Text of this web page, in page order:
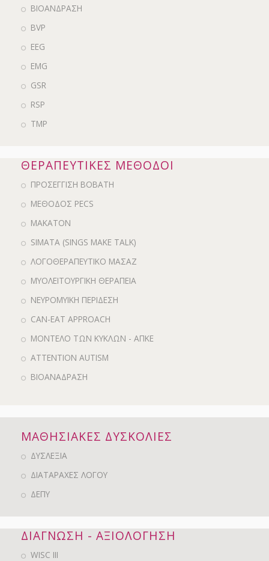
ΒΙΟΑΝΔΡΑΣΗ
BVP
EEG
EMG
GSR
RSP
ΤΜΡ
ΘΕΡΑΠΕΥΤΙΚΕΣ ΜΕΘΟΔΟΙ
ΠΡΟΣΕΓΓΙΣΗ BOBATH
ΜΕΘΟΔΟΣ PECS
MAKATON
SIMATA (SINGS MAKE TALK)
ΛΟΓΟΘΕΡΑΠΕΥΤΙΚΟ ΜΑΣΑΖ
ΜΥΟΛΕΙΤΟΥΡΓΙΚΗ ΘΕΡΑΠΕΙΑ
ΝΕΥΡΟΜΥΙΚΗ ΠΕΡΙΔΕΣΗ
CAN-EAT APPROACH
ΜΟΝΤΕΛΟ ΤΩΝ ΚΥΚΛΩΝ - ΑΠΚΕ
ATTENTION AUTISM
ΒΙΟΑΝΑΔΡΑΣΗ
ΜΑΘΗΣΙΑΚΕΣ ΔΥΣΚΟΛΙΕΣ
ΔΥΣΛΕΞΙΑ
ΔΙΑΤΑΡΑΧΕΣ ΛΟΓΟΥ
ΔΕΠΥ
ΔΙΑΓΝΩΣΗ - ΑΞΙΟΛΟΓΗΣΗ
WISC III